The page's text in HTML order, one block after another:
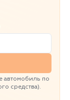
автомобиль по
средства).